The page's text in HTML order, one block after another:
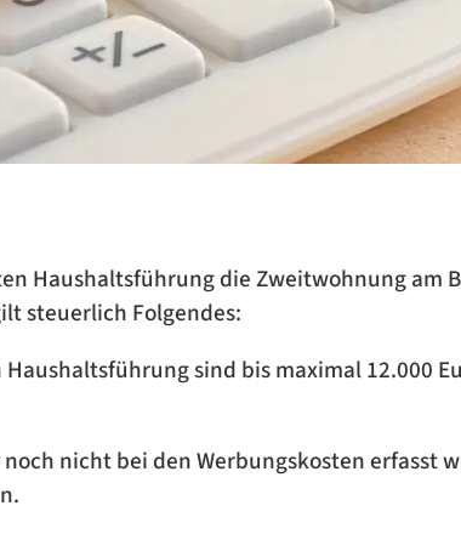
Haushaltsführung die Zweitwohnung am
steuerlich Folgendes:
sind bis maximal 12.000
nicht bei den Werbungskosten erfasst